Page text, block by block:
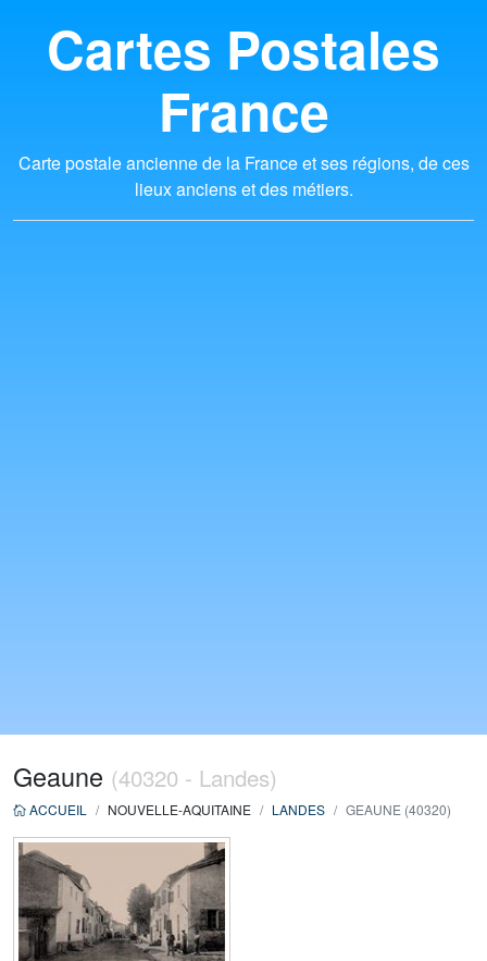
Cartes Postales
France
Carte postale ancienne de la France et ses régions, de ces
lieux anciens et des métiers.
Geaune (40320 - Landes)
ACCUEIL NOUVELLE-AQUITAINE LANDES GEAUNE (40320)